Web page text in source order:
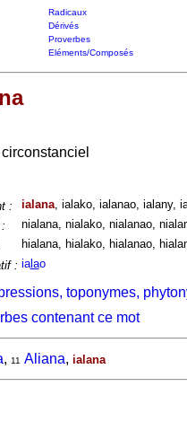
Radicaux
Dérivés
Proverbes
Eléments/Composés
: ialana, ialako, ialanao, ialany,
nialana, nialako, nialanao,
hialana, hialako, hialanao,
: ialao
toponymes,
contenant ce mot
, 11 Aliana, ialana